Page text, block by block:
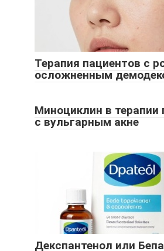
Терапия пациентов с
осложненным
Миноциклин в терапии
с вульгарным акне
Декспантенол или